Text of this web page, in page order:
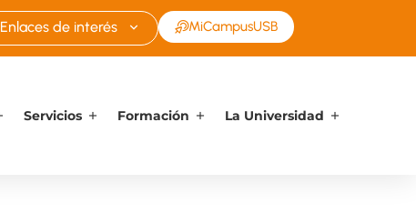
Enlaces de interés MiCampusUSB
Servicios Formación La Universidad